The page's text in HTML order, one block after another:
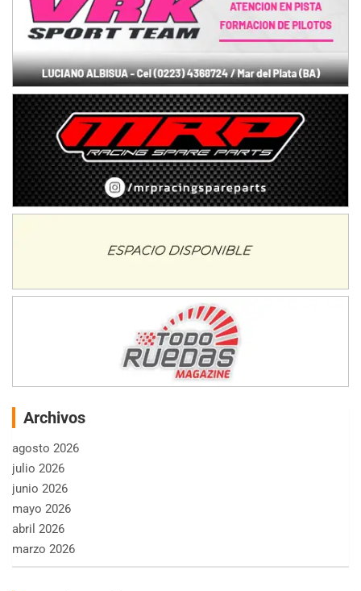
Archivos
agosto 2026
julio 2026
junio 2026
mayo 2026
abril 2026
marzo 2026